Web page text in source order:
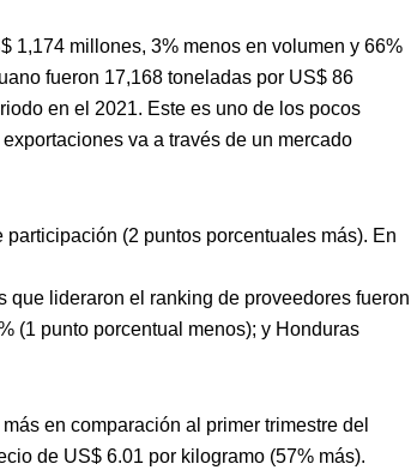
1,174 millones, 3% menos en volumen y 66%
fueron 17,168 toneladas por US$ 86
en el 2021. Este es uno de los pocos
va a través de un mercado
(2 puntos porcentuales más). En
lideraron el ranking de proveedores fueron
(1 punto porcentual menos); y Honduras
en comparación al primer trimestre del
de US$ 6.01 por kilogramo (57% más).